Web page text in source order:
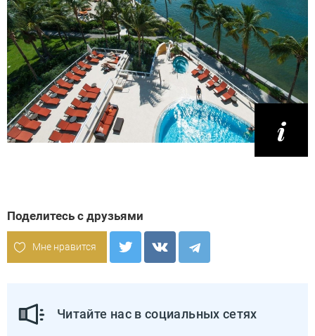
Поделитесь с друзьями
Мне нравится
Читайте нас в социальных сетях